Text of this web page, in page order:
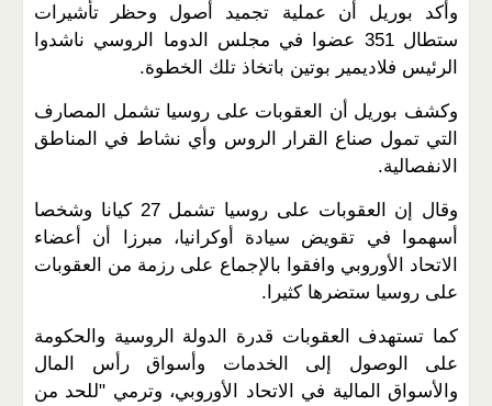
وأكد بوريل أن عملية تجميد أصول وحظر تأشيرات
ستطال 351 عضوا في مجلس الدوما الروسي ناشدوا
الرئيس فلاديمير بوتين باتخاذ تلك الخطوة.
وكشف بوريل أن العقوبات على روسيا تشمل المصارف
التي تمول صناع القرار الروس وأي نشاط في المناطق
الانفصالية.
وقال إن العقوبات على روسيا تشمل 27 كيانا وشخصا
أسهموا في تقويض سيادة أوكرانيا، مبرزا أن أعضاء
الاتحاد الأوروبي وافقوا بالإجماع على رزمة من العقوبات
على روسيا ستضرها كثيرا.
كما تستهدف العقوبات قدرة الدولة الروسية والحكومة
على الوصول إلى الخدمات وأسواق رأس المال
والأسواق المالية في الاتحاد الأوروبي، وترمي "للحد من